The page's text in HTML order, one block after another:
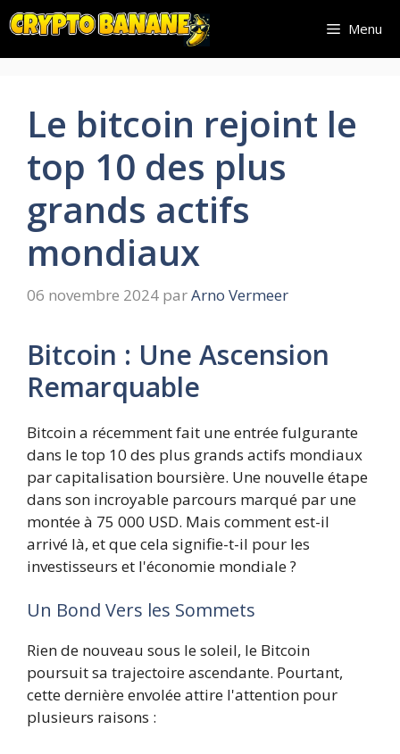
Aller
au
contenu
Menu
Le bitcoin rejoint le
top 10 des plus
grands actifs
mondiaux
06 novembre 2024 parArno Vermeer
Bitcoin : Une Ascension
Remarquable
Bitcoin a récemment fait une entrée fulgurante
dans le top 10 des plus grands actifs mondiaux
par capitalisation boursière. Une nouvelle étape
dans son incroyable parcours marqué par une
montée à 75 000 USD. Mais comment est-il
arrivé là, et que cela signifie-t-il pour les
investisseurs et l'économie mondiale ?
Un Bond Vers les Sommets
Rien de nouveau sous le soleil, le Bitcoin
poursuit sa trajectoire ascendante. Pourtant,
cette dernière envolée attire l'attention pour
plusieurs raisons :